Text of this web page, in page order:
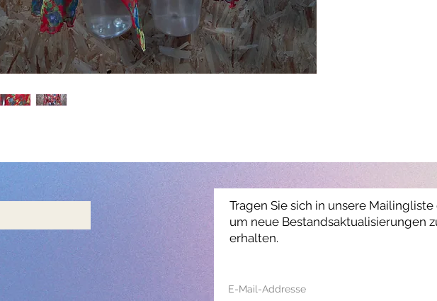
Tragen Sie sich in unsere Mailingliste
um neue Bestandsaktualisierungen
erhalten.